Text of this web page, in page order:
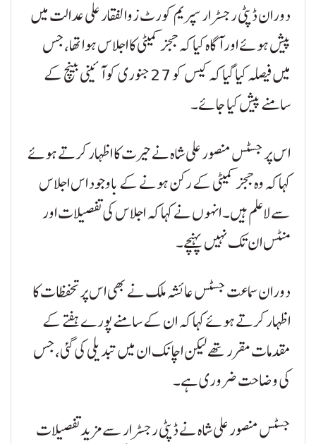
دوران ڈپٹی رجسٹرار سپریم کورٹ زوالفقار علی عدالت میں
پیش ہوئے اور آگاہ کیا کہ ججز کمیٹی کا اجلاس ہوا تھا، جس
میں فیصلہ کیا گیا کہ کیس کو 27 جنوری کو آئینی بینچ کے
سامنے پیش کیا جائے۔
اس پر جسٹس منصور علی شاہ نے حیرت کا اظہار کرتے ہوئے
کہا کہ وہ ججز کمیٹی کے رکن ہونے کے باوجود اس اجلاس
سے لاعلم ہیں۔ انہوں نے کہا کہ اجلاس کی تفصیلات اور
منٹس ان تک نہیں پہنچے۔
دوران سماعت جسٹس عائشہ ملک نے بھی اس پر تحفظات کا
اظہار کرتے ہوئے کہا کہ ان کے سامنے پورے ہفتے کے
مقدمات مقرر تھے لیکن اچانک ان میں تبدیلی کی گئی، جس
کی وضاحت ضروری ہے۔
جسٹس منصور علی شاہ نے ڈپٹی رجسٹرار سے مزید تفصیلات